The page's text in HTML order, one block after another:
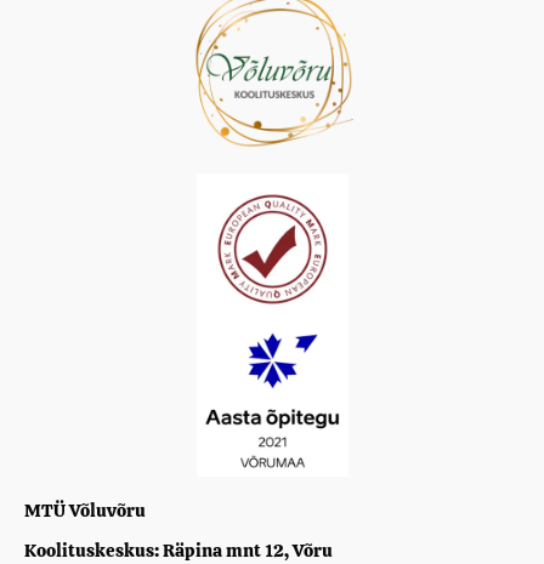
MTÜ Võluvõru
Koolituskeskus: Räpina mnt 12, Võru